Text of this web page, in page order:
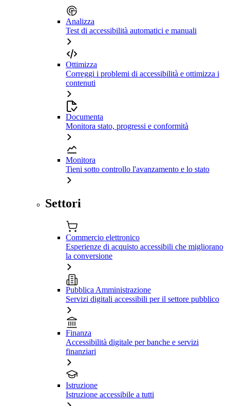
Analizza
Test di accessibilità automatici e manuali
Ottimizza
Correggi i problemi di accessibilità e ottimizza i
contenuti
Documenta
Monitora stato, progressi e conformità
Monitora
Tieni sotto controllo l'avanzamento e lo stato
Settori
Commercio elettronico
Esperienze di acquisto accessibili che migliorano
la conversione
Pubblica Amministrazione
Servizi digitali accessibili per il settore pubblico
Finanza
Accessibilità digitale per banche e servizi
finanziari
Istruzione
Istruzione accessibile a tutti